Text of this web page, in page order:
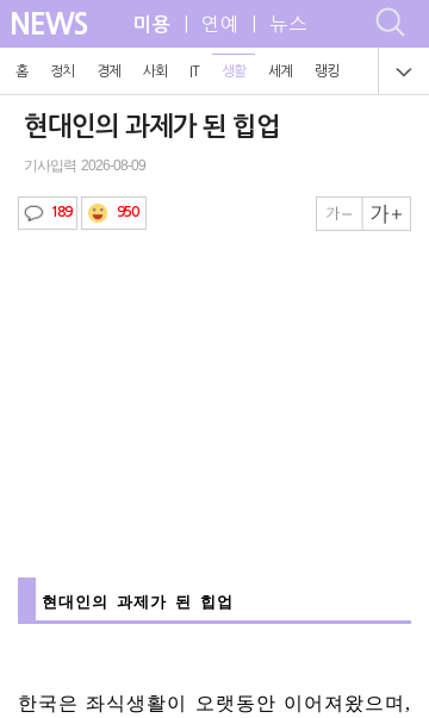
NEWS 미용 | 연예 | 뉴스
홈 정치 경제 사회 IT 생활 세계 랭킹
현대인의 과제가 된 힙업
기사입력 2026-08-09
189 950
현대인의 과제가 된 힙업
한국은 좌식생활이 오랫동안 이어져왔으며,